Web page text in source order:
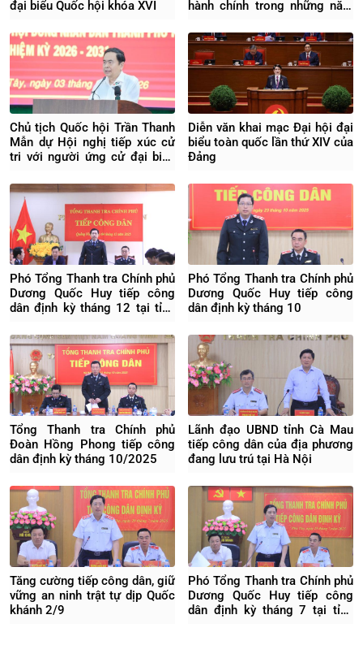
đại biểu Quốc hội khóa XVI
hành chính trong những năm
Chủ tịch Quốc hội Trần Thanh
Mẫn dự Hội nghị tiếp xúc cử
tri với người ứng cử đại biểu
Diễn văn khai mạc Đại hội đại
biểu toàn quốc lần thứ XIV của
Đảng
Phó Tổng Thanh tra Chính phủ
Dương Quốc Huy tiếp công
dân định kỳ tháng 12 tại tỉnh
Phó Tổng Thanh tra Chính phủ
Dương Quốc Huy tiếp công
dân định kỳ tháng 10
Tổng Thanh tra Chính phủ
Đoàn Hồng Phong tiếp công
dân định kỳ tháng 10/2025
Lãnh đạo UBND tỉnh Cà Mau
tiếp công dân của địa phương
đang lưu trú tại Hà Nội
Tăng cường tiếp công dân, giữ
vững an ninh trật tự dịp Quốc
khánh 2/9
Phó Tổng Thanh tra Chính phủ
Dương Quốc Huy tiếp công
dân định kỳ tháng 7 tại tỉnh